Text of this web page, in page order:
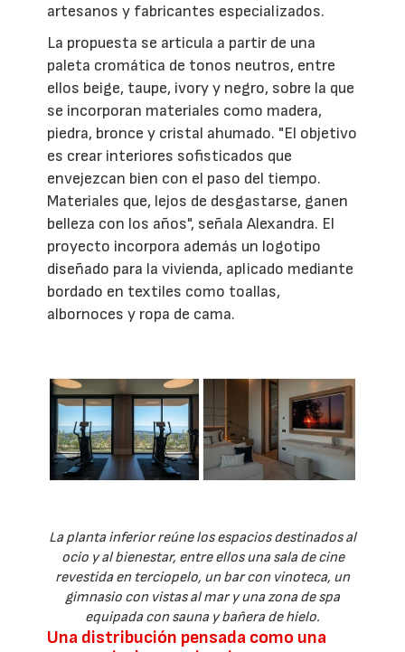
artesanos y fabricantes especializados.
La propuesta se articula a partir de una
paleta cromática de tonos neutros, entre
ellos beige, taupe, ivory y negro, sobre la que
se incorporan materiales como madera,
piedra, bronce y cristal ahumado. "El objetivo
es crear interiores sofisticados que
envejezcan bien con el paso del tiempo.
Materiales que, lejos de desgastarse, ganen
belleza con los años", señala Alexandra. El
proyecto incorpora además un logotipo
diseñado para la vivienda, aplicado mediante
bordado en textiles como toallas,
albornoces y ropa de cama.
La planta inferior reúne los espacios destinados al
ocio y al bienestar, entre ellos una sala de cine
revestida en terciopelo, un bar con vinoteca, un
gimnasio con vistas al mar y una zona de spa
equipada con sauna y bañera de hielo.
Una distribución pensada como una